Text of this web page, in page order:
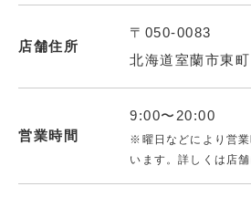
店舗住所
〒050-0083
北海道室蘭市東
営業時間
9:00〜20:00
※曜日などにより営
います。詳しくは店